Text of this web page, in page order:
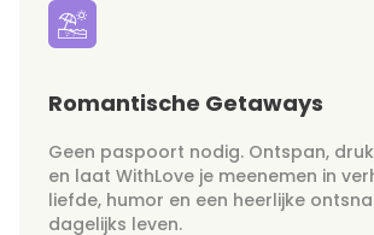
Romantische Getaways
Geen paspoort nodig. Ontspan,
en laat WithLove je meenemen in
liefde, humor en een heerlijke
dagelijks leven.